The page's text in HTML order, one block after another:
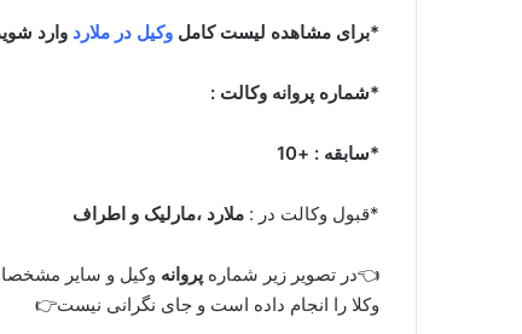
*برای مشاهده لیست کامل وکیل در ملارد وارد
*شماره پروانه وکالت :
*سابقه : +10
*قبول وکالت در : ملارد ،مارلیک و اطراف
👈در تصویر زیر شماره پروانه وکیل و سایر
وکلا را انجام داده است و جای نگرانی نیست👉